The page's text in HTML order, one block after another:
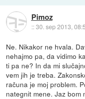
Pimoz
::30. sep 2013,
Ne. Nikakor ne hvala.
nehajmo pa, da vidimo
ti pa ne? In da mi
vem jih je treba.
računa je moj problem.
nategnit mene. Jaz bom